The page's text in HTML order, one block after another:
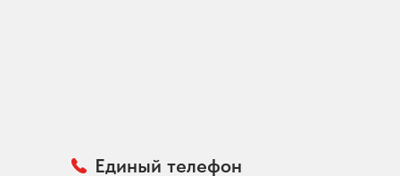
Единый телефон